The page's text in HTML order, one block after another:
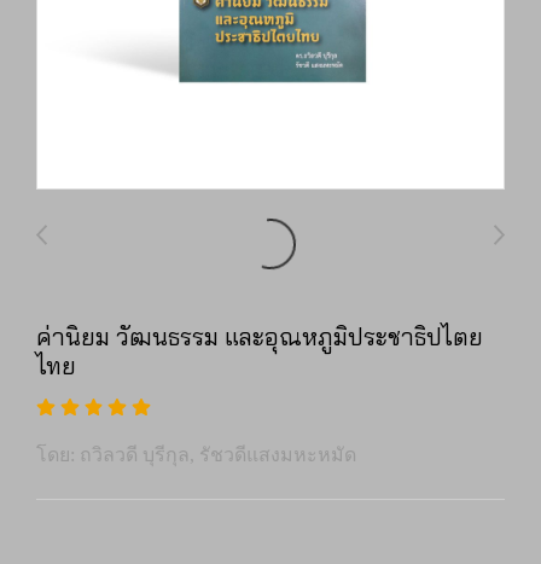
ค่านิยม วัฒนธรรม และอุณหภูมิประชาธิปไตย
ไทย
โดย: ถวิลวดี บุรีกุล, รัชวดีแสงมหะหมัด